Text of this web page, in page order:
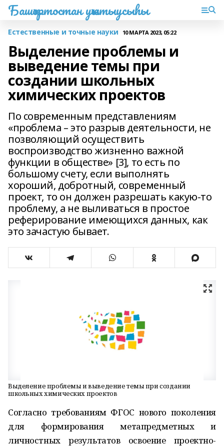
Башҡортостан уҡытыусыһы
Естественные и точные науки 10 МАРТА 2023, 05:22
Выделение проблемы и
выведение темы при
создании школьных
химических проектов
По современным представлениям
«проблема – это разрыв деятельности, не
позволяющий осуществить
воспроизводство жизненно важной
функции в обществе» [3], то есть по
большому счету, если выполнять
хороший, добротный, современный
проект, то он должен разрешать какую-то
проблему, а не выливаться в простое
реферирование имеющихся данных, как
это зачастую бывает.
Выделение проблемы и выведение темы при создании
школьных химических проектов
Согласно требованиям ФГОС нового поколения
для формирования метапредметных и
личностных результатов освоение проектно-